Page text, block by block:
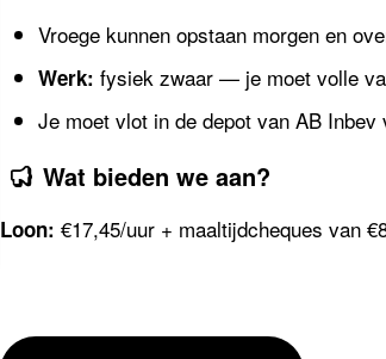
Vroege kunnen opstaan morgen en
Werk: fysiek zwaar — je moet volle
Je moet vlot in de depot van AB
Wat bieden we aan?
Loon: €17,45/uur + maaltijdcheques van